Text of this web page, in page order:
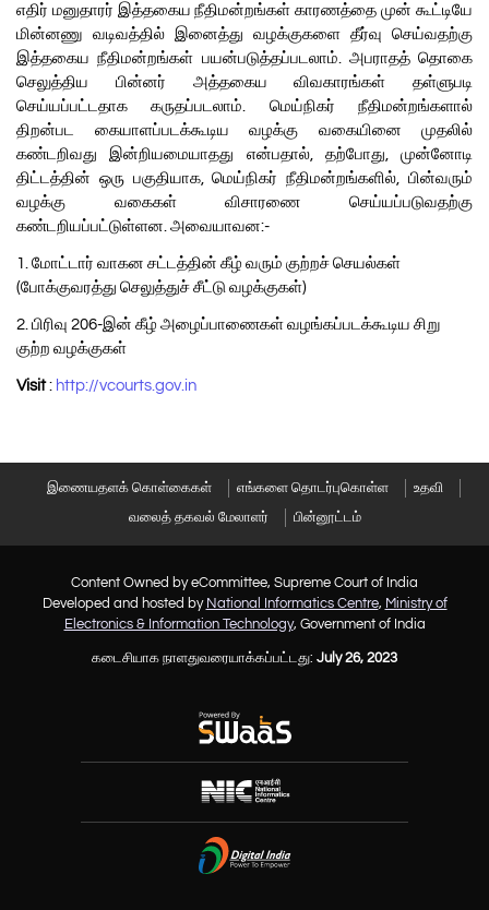
எதிர் மனுதாரர் இத்தகைய நீதிமன்றங்கள் காரணத்தை முன் கூட்டியே
மின்னணு வடிவத்தில் இனைத்து வழக்குகளை தீர்வு செய்வதற்கு
இத்தகைய நீதிமன்றங்கள் பயன்படுத்தப்படலாம். அபராதத் தொகை
செலுத்திய பின்னர் அத்தகைய விவகாரங்கள் தள்ளுபடி
செய்யப்பட்டதாக கருதப்படலாம். மெய்நிகர் நீதிமன்றங்களால்
திறன்பட கையாளப்படக்கூடிய வழக்கு வகையினை முதலில்
கண்டறிவது இன்றியமையாதது என்பதால், தற்போது, முன்னோடி
திட்டத்தின் ஒரு பகுதியாக, மெய்நிகர் நீதிமன்றங்களில், பின்வரும்
வழக்கு வகைகள் விசாரணை செய்யப்படுவதற்கு
கண்டறியப்பட்டுள்ளன. அவையாவன:-
1. மோட்டார் வாகன சட்டத்தின் கீழ் வரும் குற்றச் செயல்கள்
(போக்குவரத்து செலுத்துச் சீட்டு வழக்குகள்)
2. பிரிவு 206-இன் கீழ் அழைப்பாணைகள் வழங்கப்படக்கூடிய சிறு
குற்ற வழக்குகள்
Visit: http://vcourts.gov.in
இணையதளக் கொள்கைகள் எங்களை தொடர்புகொள்ள
உதவி
வலைத் தகவல் மேலாளர்
பின்னூட்டம்
Content Owned by eCommittee, Supreme Court of India
Developed and hosted by National Informatics Centre, Ministry of
Electronics & Information Technology, Government of India
கடைசியாக நாளதுவரையாக்கப்பட்டது: July 26, 2023